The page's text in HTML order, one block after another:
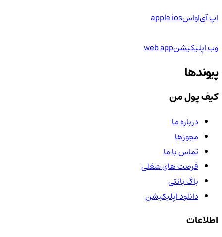
اپ آی‌او‌اسapple ios
وب اپلیکیشنweb app
پیوندها
کیف پول من
درباره ما
مجوزها
تماس با ما
فرصت های شغلی
باگ بانتی
دانلود اپلیکیشن
اطلاعات